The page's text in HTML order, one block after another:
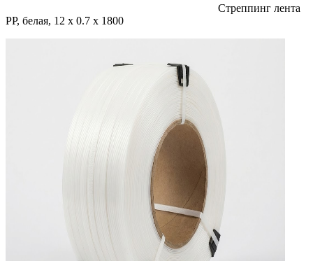
Стреппинг лента
PP, белая, 12 х 0.7 х 1800